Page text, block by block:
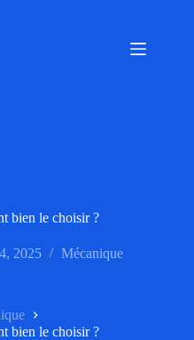
bien le choisir ?
2025 Mécanique
bien le choisir ?